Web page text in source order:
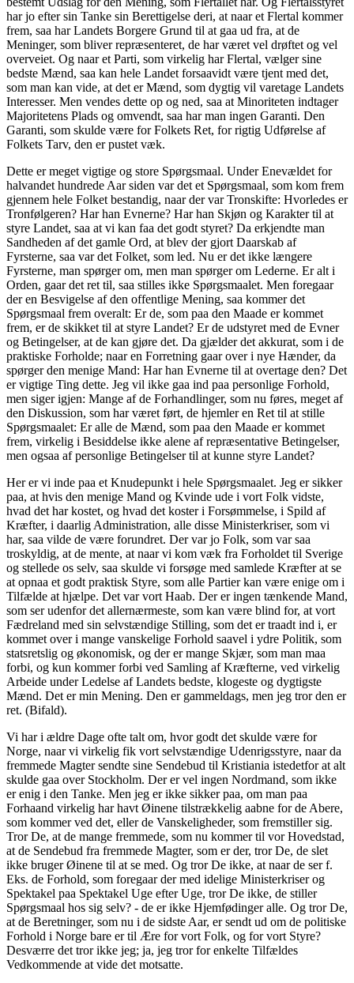
har jo efter sin Tanke sin Berettigelse deri, at naar et Flertal kommer
frem, saa har Landets Borgere Grund til at gaa ud fra, at de
Meninger, som bliver repræsenteret, de har været vel drøftet og vel
overveiet. Og naar et Parti, som virkelig har Flertal, vælger sine
bedste Mænd, saa kan hele Landet forsaavidt være tjent med det,
som man kan vide, at det er Mænd, som dygtig vil varetage Landets
Interesser. Men vendes dette op og ned, saa at Minoriteten indtager
Majoritetens Plads og omvendt, saa har man ingen Garanti. Den
Garanti, som skulde være for Folkets Ret, for rigtig Udførelse af
Folkets Tarv, den er pustet væk.
Dette er meget vigtige og store Spørgsmaal. Under Enevældet for
halvandet hundrede Aar siden var det et Spørgsmaal, som kom frem
gjennem hele Folket bestandig, naar der var Tronskifte: Hvorledes er
Tronfølgeren? Har han Evnerne? Har han Skjøn og Karakter til at
styre Landet, saa at vi kan faa det godt styret? Da erkjendte man
Sandheden af det gamle Ord, at blev der gjort Daarskab af
Fyrsterne, saa var det Folket, som led. Nu er det ikke længere
Fyrsterne, man spørger om, men man spørger om Lederne. Er alt i
Orden, gaar det ret til, saa stilles ikke Spørgsmaalet. Men foregaar
der en Besvigelse af den offentlige Mening, saa kommer det
Spørgsmaal frem overalt: Er de, som paa den Maade er kommet
frem, er de skikket til at styre Landet? Er de udstyret med de Evner
og Betingelser, at de kan gjøre det. Da gjælder det akkurat, som i de
praktiske Forholde; naar en Forretning gaar over i nye Hænder, da
spørger den menige Mand: Har han Evnerne til at overtage den? Det
er vigtige Ting dette. Jeg vil ikke gaa ind paa personlige Forhold,
men siger igjen: Mange af de Forhandlinger, som nu føres, meget af
den Diskussion, som har været ført, de hjemler en Ret til at stille
Spørgsmaalet: Er alle de Mænd, som paa den Maade er kommet
frem, virkelig i Besiddelse ikke alene af repræsentative Betingelser,
men ogsaa af personlige Betingelser til at kunne styre Landet?
Her er vi inde paa et Knudepunkt i hele Spørgsmaalet. Jeg er sikker
paa, at hvis den menige Mand og Kvinde ude i vort Folk vidste,
hvad det har kostet, og hvad det koster i Forsømmelse, i Spild af
Kræfter, i daarlig Administration, alle disse Ministerkriser, som vi
har, saa vilde de være forundret. Der var jo Folk, som var saa
troskyldig, at de mente, at naar vi kom væk fra Forholdet til Sverige
og stellede os selv, saa skulde vi forsøge med samlede Kræfter at se
at opnaa et godt praktisk Styre, som alle Partier kan være enige om i
Tilfælde at hjælpe. Det var vort Haab. Der er ingen tænkende Mand,
som ser udenfor det allernærmeste, som kan være blind for, at vort
Fædreland med sin selvstændige Stilling, som det er traadt ind i, er
kommet over i mange vanskelige Forhold saavel i ydre Politik, som
statsretslig og økonomisk, og der er mange Skjær, som man maa
forbi, og kun kommer forbi ved Samling af Kræfterne, ved virkelig
Arbeide under Ledelse af Landets bedste, klogeste og dygtigste
Mænd. Det er min Mening. Den er gammeldags, men jeg tror den er
ret. (Bifald).
Vi har i ældre Dage ofte talt om, hvor godt det skulde være for
Norge, naar vi virkelig fik vort selvstændige Udenrigsstyre, naar da
fremmede Magter sendte sine Sendebud til Kristiania istedetfor at alt
skulde gaa over Stockholm. Der er vel ingen Nordmand, som ikke
er enig i den Tanke. Men jeg er ikke sikker paa, om man paa
Forhaand virkelig har havt Øinene tilstrækkelig aabne for de Abere,
som kommer ved det, eller de Vanskeligheder, som fremstiller sig.
Tror De, at de mange fremmede, som nu kommer til vor Hovedstad,
at de Sendebud fra fremmede Magter, som er der, tror De, de slet
ikke bruger Øinene til at se med. Og tror De ikke, at naar de ser f.
Eks. de Forhold, som foregaar der med idelige Ministerkriser og
Spektakel paa Spektakel Uge efter Uge, tror De ikke, de stiller
Spørgsmaal hos sig selv? - de er ikke Hjemfødinger alle. Og tror De,
at de Beretninger, som nu i de sidste Aar, er sendt ud om de politiske
Forhold i Norge bare er til Ære for vort Folk, og for vort Styre?
Desværre det tror ikke jeg; ja, jeg tror for enkelte Tilfældes
Vedkommende at vide det motsatte.